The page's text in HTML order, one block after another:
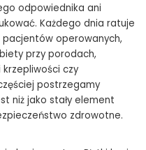
odpowiednika ani
Każdego dnia ratuje
operowanych,
przy porodach,
czy
postrzegamy
niż jako stały element
zdrowotne.